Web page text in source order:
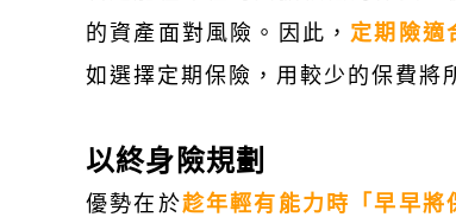
的資產面對風險。因此， 定期險適
如選擇定期保險，用較少的保費將
以終身險規劃
優勢在於趁年輕有能力時「早早將